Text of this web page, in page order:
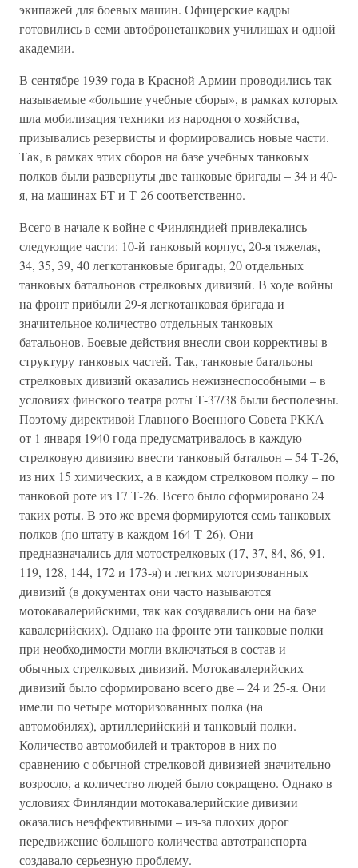
экипажей для боевых машин. Офицерские кадры
готовились в семи автобронетанкових училищах и одной
академии.
В сентябре 1939 года в Красной Армии проводились так
называемые «большие учебные сборы», в рамках которых
шла мобилизация техники из народного хозяйства,
призывались резервисты и формировались новые части.
Так, в рамках этих сборов на базе учебных танковых
полков были развернуты две танковые бригады – 34 и 40-
я, на машинах БТ и Т-26 соответственно.
Всего в начале к войне с Финляндией привлекались
следующие части: 10-й танковый корпус, 20-я тяжелая,
34, 35, 39, 40 легкотанковые бригады, 20 отдельных
танковых батальонов стрелковых дивизий. В ходе войны
на фронт прибыли 29-я легкотанковая бригада и
значительное количество отдельных танковых
батальонов. Боевые действия внесли свои коррективы в
структуру танковых частей. Так, танковые батальоны
стрелковых дивизий оказались нежизнеспособными – в
условиях финского театра роты Т-37/38 были бесполезны.
Поэтому директивой Главного Военного Совета РККА
от 1 января 1940 года предусматривалось в каждую
стрелковую дивизию ввести танковый батальон – 54 Т-26,
из них 15 химических, а в каждом стрелковом полку – по
танковой роте из 17 Т-26. Всего было сформировано 24
таких роты. В это же время формируются семь танковых
полков (по штату в каждом 164 Т-26). Они
предназначались для мотострелковых (17, 37, 84, 86, 91,
119, 128, 144, 172 и 173-я) и легких моторизованных
дивизий (в документах они часто называются
мотокавалерийскими, так как создавались они на базе
кавалерийских). Однако на фронте эти танковые полки
при необходимости могли включаться в состав и
обычных стрелковых дивизий. Мотокавалерийских
дивизий было сформировано всего две – 24 и 25-я. Они
имели по четыре моторизованных полка (на
автомобилях), артиллерийский и танковый полки.
Количество автомобилей и тракторов в них по
сравнению с обычной стрелковой дивизией значительно
возросло, а количество людей было сокращено. Однако в
условиях Финляндии мотокавалерийские дивизии
оказались неэффективными – из-за плохих дорог
передвижение большого количества автотранспорта
создавало серьезную проблему.